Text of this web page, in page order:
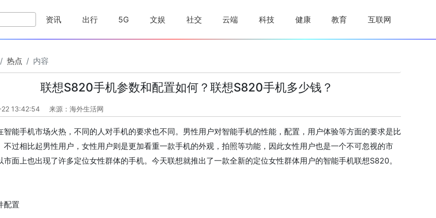
资讯 出行 5G 文娱 社交 云端 科技 健康 教育 互联网
热点 内容
联想S820手机参数和配置如何？联想S820手机多少钱？
13:42:54 来源：海外生活网
智能手机市场火热，不同的人对手机的要求也不同。男性用户对智能手机的性能，配置，用户体验等方面的要求是比
不过相比起男性用户，女性用户则是更加看重一款手机的外观，拍照等功能，因此女性用户也是一个不可忽视的市
市面上也出现了许多定位女性群体的手机。今天联想就推出了一款全新的定位女性群体用户的智能手机联想S820。
配置